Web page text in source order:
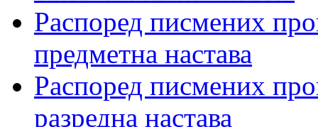
Распоред писмених
предметна настава
Распоред писмених
разредна настава